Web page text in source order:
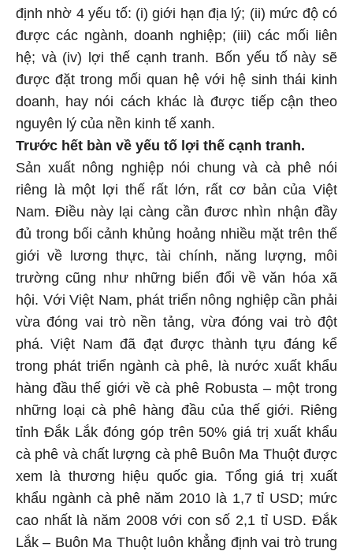
định nhờ 4 yếu tố: (i) giới hạn địa lý; (ii) mức độ có
được các ngành, doanh nghiệp; (iii) các mối liên
hệ; và (iv) lợi thế cạnh tranh. Bốn yếu tố này sẽ
được đặt trong mối quan hệ với hệ sinh thái kinh
doanh, hay nói cách khác là được tiếp cận theo
nguyên lý của nền kinh tế xanh.
Trước hết bàn về yếu tố lợi thế cạnh tranh.
Sản xuất nông nghiệp nói chung và cà phê nói
riêng là một lợi thế rất lớn, rất cơ bản của Việt
Nam. Điều này lại càng cần đươc nhìn nhận đầy
đủ trong bối cảnh khủng hoảng nhiều mặt trên thế
giới về lương thực, tài chính, năng lượng, môi
trường cũng như những biến đổi về văn hóa xã
hội. Với Việt Nam, phát triển nông nghiệp cần phải
vừa đóng vai trò nền tảng, vừa đóng vai trò đột
phá. Việt Nam đã đạt được thành tựu đáng kể
trong phát triển ngành cà phê, là nước xuất khẩu
hàng đầu thế giới về cà phê Robusta – một trong
những loại cà phê hàng đầu của thế giới. Riêng
tỉnh Đắk Lắk đóng góp trên 50% giá trị xuất khẩu
cà phê và chất lượng cà phê Buôn Ma Thuột được
xem là thương hiệu quốc gia. Tổng giá trị xuất
khẩu ngành cà phê năm 2010 là 1,7 tỉ USD; mức
cao nhất là năm 2008 với con số 2,1 tỉ USD. Đắk
Lắk – Buôn Ma Thuột luôn khẳng định vai trò trung